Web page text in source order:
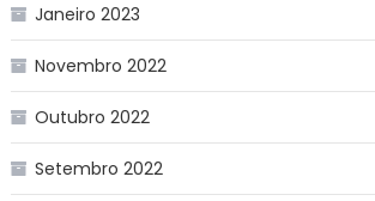
Janeiro 2023
Novembro 2022
Outubro 2022
Setembro 2022